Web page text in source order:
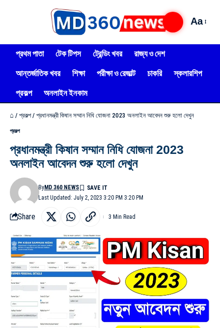
Aa
প্রথম পাতা টেক টিপস ট্রেন্ডিং খবর
রাজ্য ও দেশ
আন্তর্জাতিক খবর
শিক্ষা পরীক্ষা ও রেজাল্ট চাকরি
স্কলারশিপ
প্রকল্প
অনলাইন ইনকাম
⌂ / প্রকল্প/ প্রধানমন্ত্রী কিষান সম্মান নিধি যোজনা 2023 অনলাইন আবেদন শুরু হলো দেখুন
প্রকল্প
প্রধানমন্ত্রী কিষান সম্মান নিধি যোজনা 2023
অনলাইন আবেদন শুরু হলো দেখুন
Last Updated: July 2, 2023 3:20 PM 3:20 PM
ByMD 360 NEWS
Share 3 Min Read